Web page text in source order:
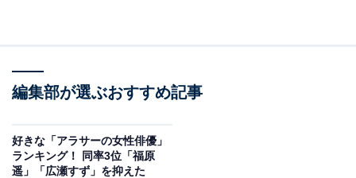
編集部が選ぶおすすめ記事
好きな「アラサーの女性俳優」
ランキング！ 同率3位「福原
遥」「広瀬すず」を抑えた